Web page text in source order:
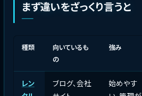
まず違いをざっくり言うと
種類
向いているも
の
強み
レン
ブログ、会社
始めやす